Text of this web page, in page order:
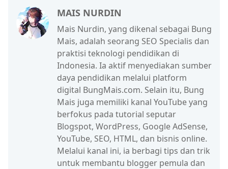
MAIS NURDIN
Mais Nurdin, yang dikenal sebagai Bung
Mais, adalah seorang SEO Specialis dan
praktisi teknologi pendidikan di
Indonesia. Ia aktif menyediakan sumber
daya pendidikan melalui platform
digital BungMais.com. Selain itu, Bung
Mais juga memiliki kanal YouTube yang
berfokus pada tutorial seputar
Blogspot, WordPress, Google AdSense,
YouTube, SEO, HTML, dan bisnis online.
Melalui kanal ini, ia berbagi tips dan trik
untuk membantu blogger pemula dan